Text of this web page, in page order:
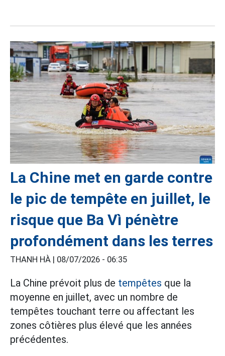
La Chine met en garde contre
le pic de tempête en juillet, le
risque que Ba Vì pénètre
profondément dans les terres
THANH HÀ | 08/07/2026 - 06:35
La Chine prévoit plus de tempêtes que la
moyenne en juillet, avec un nombre de
tempêtes touchant terre ou affectant les
zones côtières plus élevé que les années
précédentes.